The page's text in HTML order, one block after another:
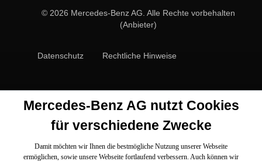
© 2026 Mercedes-Benz AG. Alle Rechte vorbehalten
(Anbieter)
Datenschutz Rechtliche Hinweise
Mercedes-Benz AG nutzt Cookies
für verschiedene Zwecke
Damit möchten wir Ihnen die bestmögliche Nutzung unserer Webseite
ermöglichen, sowie unsere Webseite fortlaufend verbessern. Auch können wir